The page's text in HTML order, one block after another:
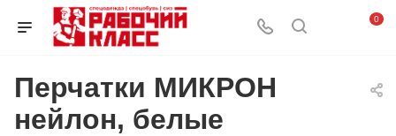
0
Перчатки МИКРОН
нейлон, белые